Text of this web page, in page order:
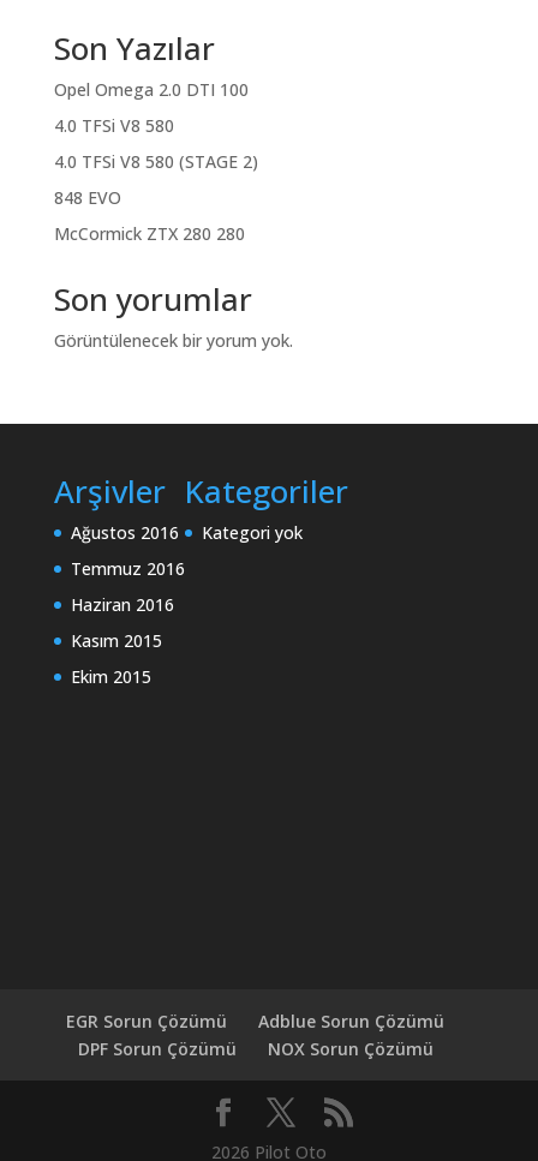
Son Yazılar
Opel Omega 2.0 DTI 100
4.0 TFSi V8 580
4.0 TFSi V8 580 (STAGE 2)
848 EVO
McCormick ZTX 280 280
Son yorumlar
Görüntülenecek bir yorum yok.
Arşivler
Ağustos 2016
Temmuz 2016
Haziran 2016
Kasım 2015
Ekim 2015
Kategoriler
Kategori yok
EGR Sorun Çözümü
Adblue Sorun Çözümü
DPF Sorun Çözümü
NOX Sorun Çözümü
2026 Pilot Oto